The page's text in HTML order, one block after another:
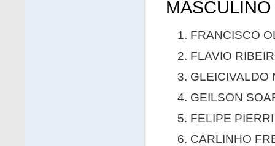
FRANCISCO
FLAVIO
GEILSON
FELIPE
CARLINHO